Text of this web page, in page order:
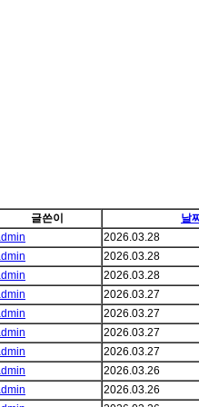
글쓴이 날
2026.03.28
2026.03.28
2026.03.28
2026.03.27
2026.03.27
2026.03.27
2026.03.27
2026.03.26
2026.03.26